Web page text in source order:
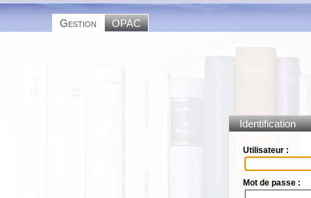
Gestion OPAC
Identification
Utilisateur :
Mot de passe :